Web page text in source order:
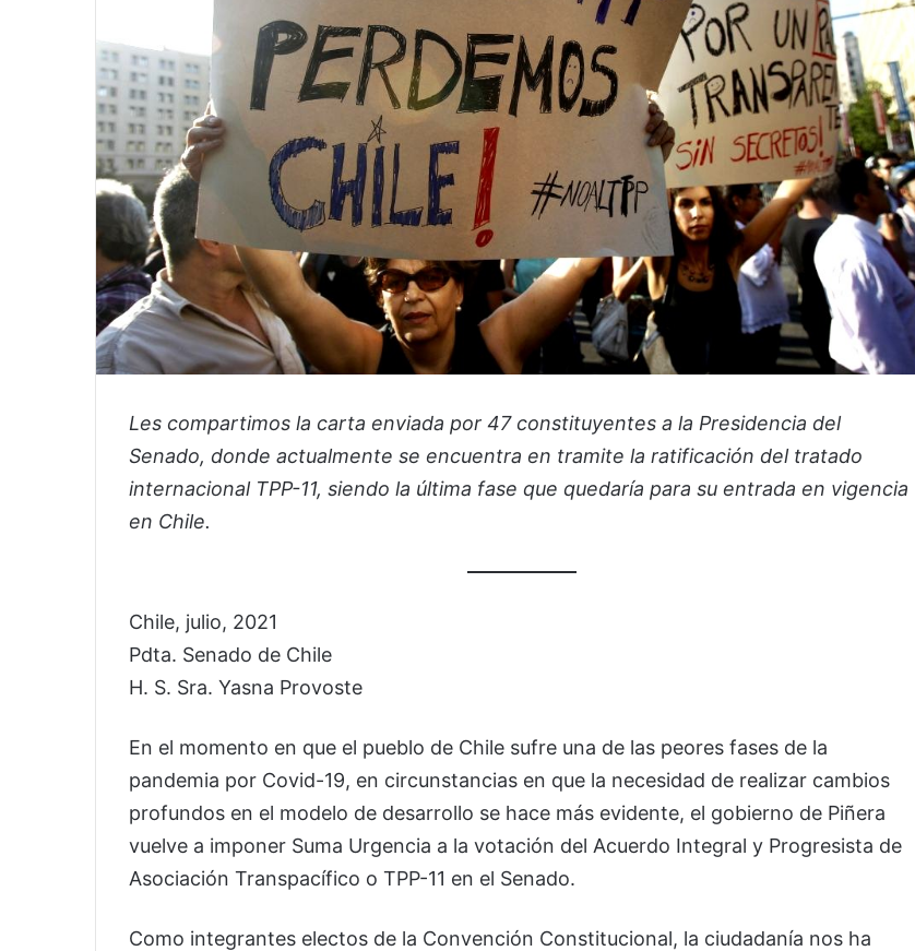
Les compartimos la carta enviada por 47 constituyentes a la Presidencia del
Senado, donde actualmente se encuentra en tramite la ratificación del tratado
internacional TPP-11, siendo la última fase que quedaría para su entrada en vigencia
en Chile.
Chile, julio, 2021
Pdta. Senado de Chile
H. S. Sra. Yasna Provoste
En el momento en que el pueblo de Chile sufre una de las peores fases de la
pandemia por Covid-19, en circunstancias en que la necesidad de realizar cambios
profundos en el modelo de desarrollo se hace más evidente, el gobierno de Piñera
vuelve a imponer Suma Urgencia a la votación del Acuerdo Integral y Progresista de
Asociación Transpacífico o TPP-11 en el Senado.
Como integrantes electos de la Convención Constitucional, la ciudadanía nos ha